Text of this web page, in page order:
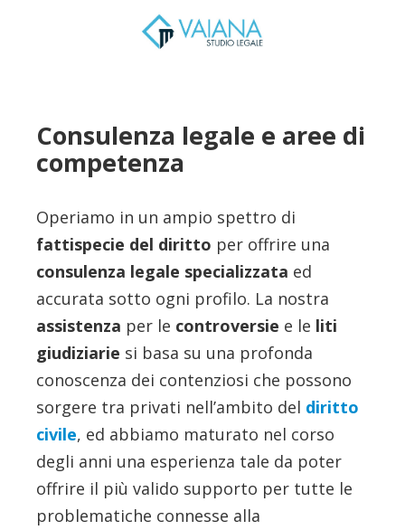
Consulenza legale e aree di
competenza
Operiamo in un ampio spettro di
fattispecie del diritto per offrire una
consulenza legale specializzata ed
accurata sotto ogni profilo. La nostra
assistenza per le controversie e le liti
giudiziarie si basa su una profonda
conoscenza dei contenziosi che possono
sorgere tra privati nell’ambito del diritto
civile, ed abbiamo maturato nel corso
degli anni una esperienza tale da poter
offrire il più valido supporto per tutte le
problematiche connesse alla